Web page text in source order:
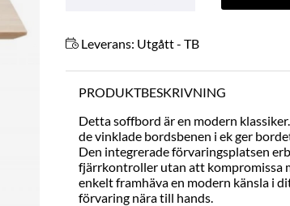
Leverans: Utgått - TB
PRODUKTBESKRIVNING
Detta soffbord är en modern
de vinklade bordsbenen i ek ger
Den integrerade förvaringsplatsen
fjärrkontroller utan att kompromissa
enkelt framhäva en modern känsla i
förvaring nära till hands.